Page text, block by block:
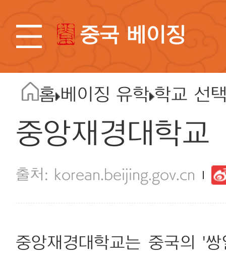
중국 베이징
홈 베이징 유학 학교 선
중앙재경대학교
korean.beijing.gov.cn
중앙재경대학교는 중국의 '